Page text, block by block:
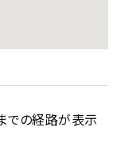
での経路が表示